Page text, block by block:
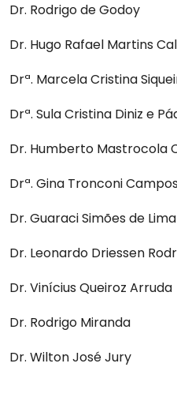
Dr. Rodrigo de Godoy
Dr. Hugo Rafael Martins
Drª. Marcela Cristina
Drª. Sula Cristina Diniz e
Dr. Humberto Mastrocola
Drª. Gina Tronconi
Dr. Guaraci Simões de
Dr. Leonardo Driessen
Dr. Vinícius Queiroz Arruda
Dr. Rodrigo Miranda
Dr. Wilton José Jury